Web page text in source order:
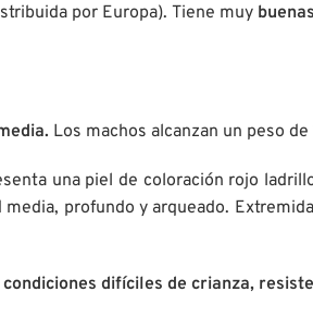
por Europa). Tiene muy
Los machos alcanzan un peso
una piel de coloración rojo
profundo y arqueado.
condiciones difíciles de crianza,